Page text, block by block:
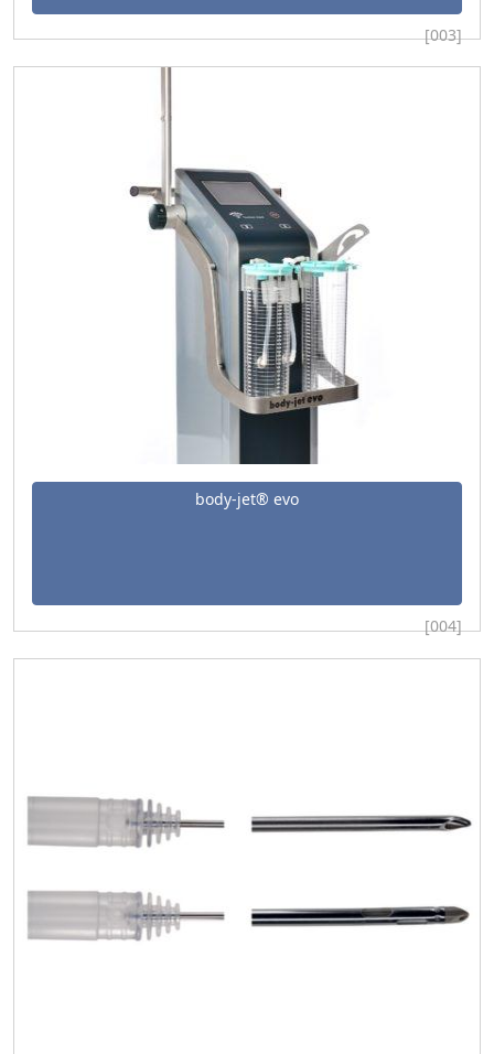
[003]
body-jet® evo
[004]